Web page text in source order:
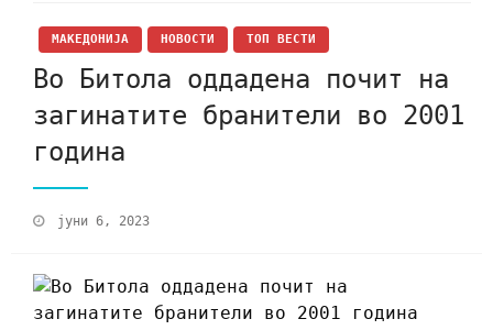
МАКЕДОНИЈА НОВОСТИ ТОП ВЕСТИ
Во Битола оддадена почит на
загинатите бранители во 2001
година
јуни 6, 2023